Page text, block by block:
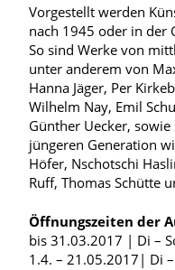
Vorgestellt werden
nach 1945 oder in der
So sind Werke von
unter anderem von
Hanna Jäger, Per
Wilhelm Nay, Emil
Günther Uecker,
jüngeren Generation
Höfer, Nschotschi
Ruff, Thomas Schütte
Öffnungszeiten der
bis 31.03.2017 | Di –
1.4. – 21.05.2017| Di